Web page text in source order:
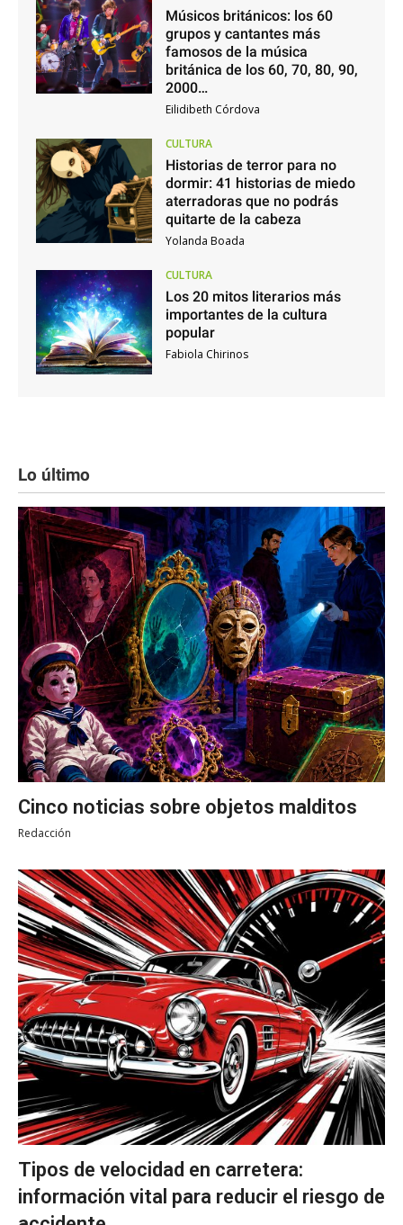
Músicos británicos: los 60
grupos y cantantes más
famosos de la música
británica de los 60, 70, 80, 90,
2000…
Eilidibeth Córdova
CULTURA
Historias de terror para no
dormir: 41 historias de miedo
aterradoras que no podrás
quitarte de la cabeza
Yolanda Boada
CULTURA
Los 20 mitos literarios más
importantes de la cultura
popular
Fabiola Chirinos
Lo último
Cinco noticias sobre objetos malditos
Redacción
Tipos de velocidad en carretera:
información vital para reducir el riesgo de